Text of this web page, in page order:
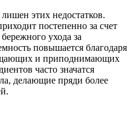
этих недостатков.
постепенно за счет
ухода за
повышается благодаря
и приподнимающих
часто значатся
делающие пряди более